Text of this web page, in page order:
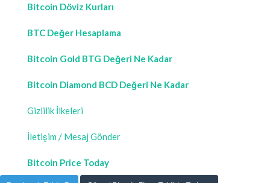
Bitcoin Döviz Kurları
BTC Değer Hesaplama
Bitcoin Gold BTG Değeri Ne Kadar
Bitcoin Diamond BCD Değeri Ne Kadar
Gizlilik İlkeleri
İletişim / Mesaj Gönder
Bitcoin Price Today